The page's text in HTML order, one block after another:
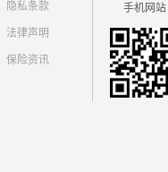
隐私条款
法律声明
保险资讯
手机网站